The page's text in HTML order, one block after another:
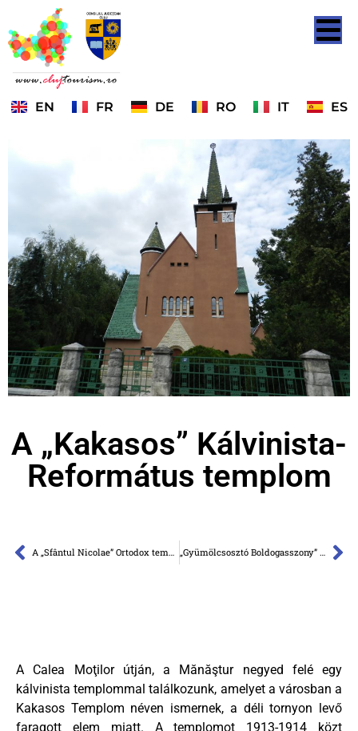
EN FR DE RO IT ES
A „Kakasos” Kálvinista-
Református templom
A „Sfântul Nicolae” Ortodox templom „Gyümölcsosztó Boldogasszony” Ortodox templom
A Calea Moţilor útján, a Mănăştur negyed felé egy
kálvinista templommal találkozunk, amelyet a városban a
Kakasos Templom néven ismernek, a déli tornyon levő
faragott elem miatt. A templomot 1913-1914 közt